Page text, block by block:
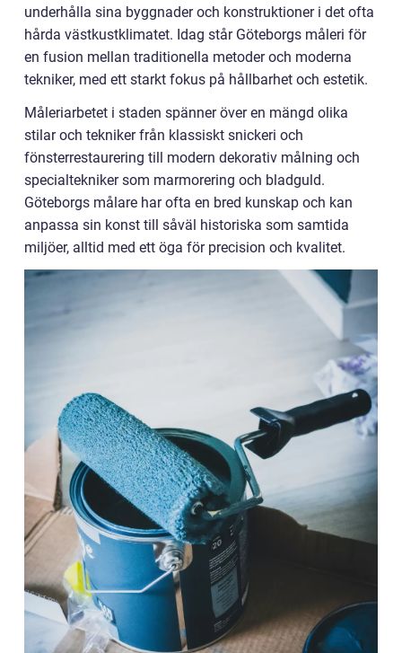
underhålla sina byggnader och konstruktioner i det ofta
hårda västkustklimatet. Idag står Göteborgs måleri för
en fusion mellan traditionella metoder och moderna
tekniker, med ett starkt fokus på hållbarhet och estetik.
Måleriarbetet i staden spänner över en mängd olika
stilar och tekniker från klassiskt snickeri och
fönsterrestaurering till modern dekorativ målning och
specialtekniker som marmorering och bladguld.
Göteborgs målare har ofta en bred kunskap och kan
anpassa sin konst till såväl historiska som samtida
miljöer, alltid med ett öga för precision och kvalitet.